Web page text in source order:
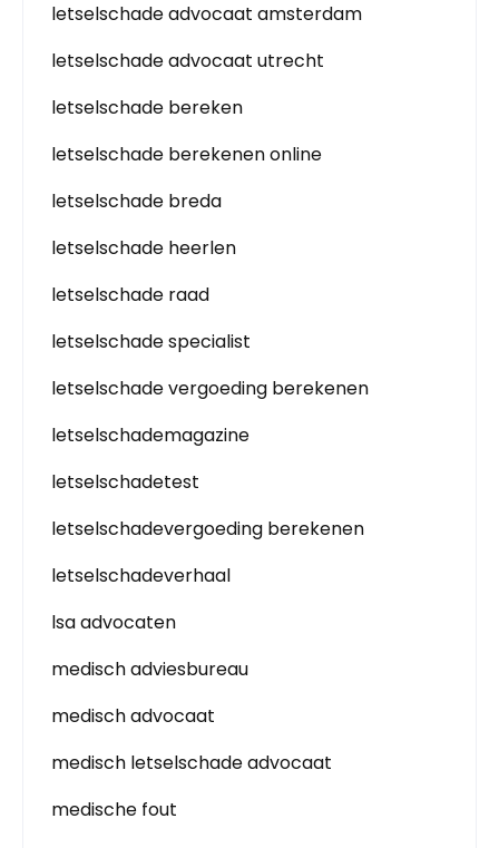
letselschade advocaat amsterdam
letselschade advocaat utrecht
letselschade bereken
letselschade berekenen online
letselschade breda
letselschade heerlen
letselschade raad
letselschade specialist
letselschade vergoeding berekenen
letselschademagazine
letselschadetest
letselschadevergoeding berekenen
letselschadeverhaal
lsa advocaten
medisch adviesbureau
medisch advocaat
medisch letselschade advocaat
medische fout